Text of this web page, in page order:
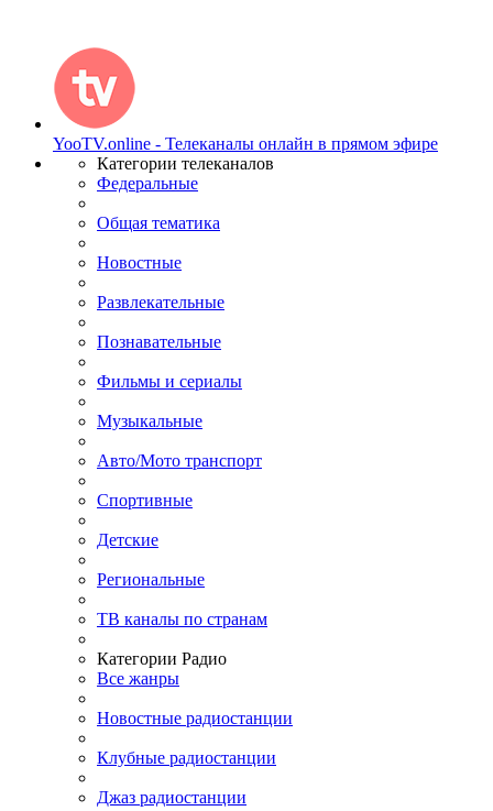
YooTV.online - Телеканалы онлайн в прямом эфире
Категории телеканалов
Федеральные
Общая тематика
Новостные
Развлекательные
Познавательные
Фильмы и сериалы
Музыкальные
Авто/Мото транспорт
Спортивные
Детские
Региональные
ТВ каналы по странам
Категории Радио
Все жанры
Новостные радиостанции
Клубные радиостанции
Джаз радиостанции